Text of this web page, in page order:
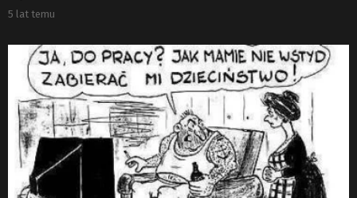
5 lat temu